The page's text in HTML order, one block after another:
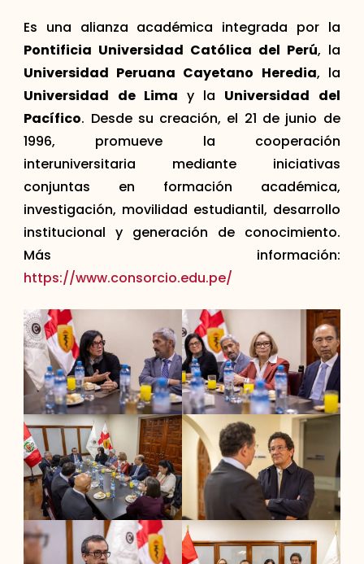
Es una alianza académica integrada por la
Pontificia Universidad Católica del Perú, la
Universidad Peruana Cayetano Heredia, la
Universidad de Lima y la Universidad del
Pacífico. Desde su creación, el 21 de junio de
1996, promueve la cooperación
interuniversitaria mediante iniciativas
conjuntas en formación académica,
investigación, movilidad estudiantil, desarrollo
institucional y generación de conocimiento.
Más información:
https://www.consorcio.edu.pe/